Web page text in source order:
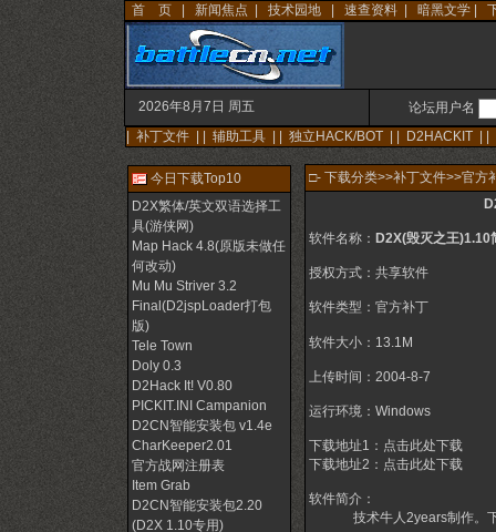
首 页 新闻焦点 技术园地 速查资料 暗黑文学
2026年8月7日 周五
论坛用户名
补丁文件| | 辅助工具| | 独立HACK/BOT| | D2HACKIT| |
今日下载Top10
D2X繁体/英文双语选择工
具(游侠网)
Map Hack 4.8(原版未做任
何改动)
Mu Mu Striver 3.2
Final(D2jspLoader打包
版)
Tele Town
Doly 0.3
D2Hack It! V0.80
PICKIT.INI Campanion
D2CN智能安装包 v1.4e
CharKeeper2.01
官方战网注册表
Item Grab
D2CN智能安装包2.20
(D2X 1.10专用)
□- 下载分类>>补丁文件>>官方
软件名称： D2X(毁灭之王)1.10
授权方式：共享软件
软件类型：官方补丁
软件大小：13.1M
上传时间：2004-8-7
运行环境：Windows
下载地址1： 点击此处下载
下载地址2： 点击此处下载
软件简介：
技术牛人2years制作。